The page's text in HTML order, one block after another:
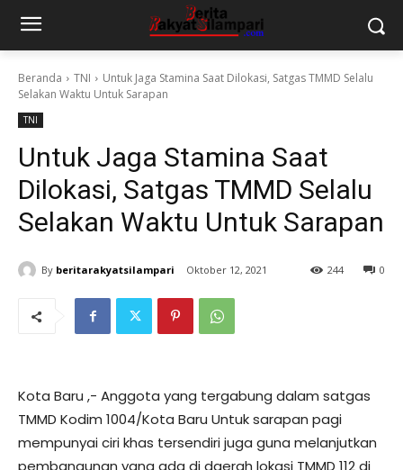
Beranda TNI
Untuk Jaga Stamina Saat Dilokasi, Satgas TMMD Selalu
Selakan Waktu Untuk Sarapan
TNI
Untuk Jaga Stamina Saat
Dilokasi, Satgas TMMD Selalu
Selakan Waktu Untuk Sarapan
By beritarakyatsilampari Oktober 12, 2021 0
244
Kota Baru ,- Anggota yang tergabung dalam satgas
TMMD Kodim 1004/Kota Baru Untuk sarapan pagi
mempunyai ciri khas tersendiri juga guna melanjutkan
pembangunan yang ada di daerah lokasi TMMD 112 di